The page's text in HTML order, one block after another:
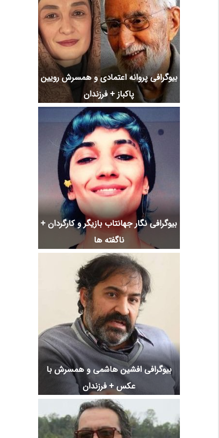
بیوگرافی پروانه اعتمادی و همسرش رویین
پاکباز + فرزندان
بیوگرافی نگار جهانتاب بازیگر و کارگردان +
ناگفته ها
بیوگرافی افشین هاشمی و همسرش با
عکس + فرزندان